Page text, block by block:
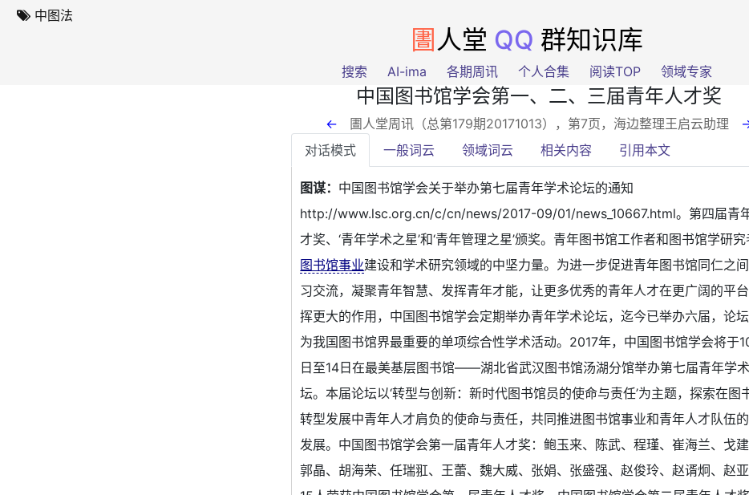
中图法
圕 人堂 QQ 群知识库
搜索 AI-ima 各期周讯 个人合集 阅读TOP 领域专家
中国图书馆学会第一、二、三届青年人才奖
← 圕人堂周讯（总第179期20171013），第7页 ，海边整理王启云助理
对话模式
一般词云 领域词云 相关内容 引用本文
图谋： 中国图书馆学会关于举办第七届青年学术论坛的通知
http://www.lsc.org.cn/c/cn/news/2017-09/01/news_10667.html。第四届青
才奖、‘青年学术之星’和‘青年管理之星’颁奖。青年图书馆工作者和图书馆学研
图书馆事业建设和学术研究领域的中坚力量。为进一步促进青年图书馆同仁之
习交流，凝聚青年智慧、发挥青年才能，让更多优秀的青年人才在更广阔的平
挥更大的作用，中国图书馆学会定期举办青年学术论坛，迄今已举办六届，论
为我国图书馆界最重要的单项综合性学术活动。2017年，中国图书馆学会将于
日至14日在最美基层图书馆——湖北省武汉图书馆汤湖分馆举办第七届青年学
坛。本届论坛以‘转型与创新：新时代图书馆员的使命与责任’为主题，探索在图
转型发展中青年人才肩负的使命与责任，共同推进图书馆事业和青年人才队伍
发展。中国图书馆学会第一届青年人才奖：鲍玉来、陈武、程瑾、崔海兰、戈建
郭晶、胡海荣、任瑞羾、王蕾、魏大威、张娟、张盛强、赵俊玲、赵谞炯、赵